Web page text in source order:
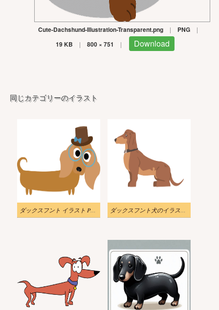
Cute-Dachshund-Illustration-Transparent.png | PNG |
19 KB | 800 × 751 | Download
同じカテゴリーのイラスト
ダックスフント イラスト PNG イメージ 2 ダックスフント犬のイラスト無料 2